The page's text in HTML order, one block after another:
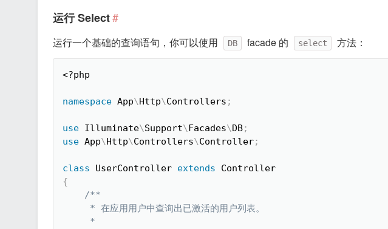
运行 Select#
运行一个基础的查询语句，你可以使用 DB facade 的 select 方法：
<?php
namespace App\Http\Controllers ;
use Illuminate\Support\Facades\DB;
use App\Http\Controllers\Controller;
class UserController extends
Controller
{
/**
     * 在应用用户中查询出已激活的用户列表。
     *